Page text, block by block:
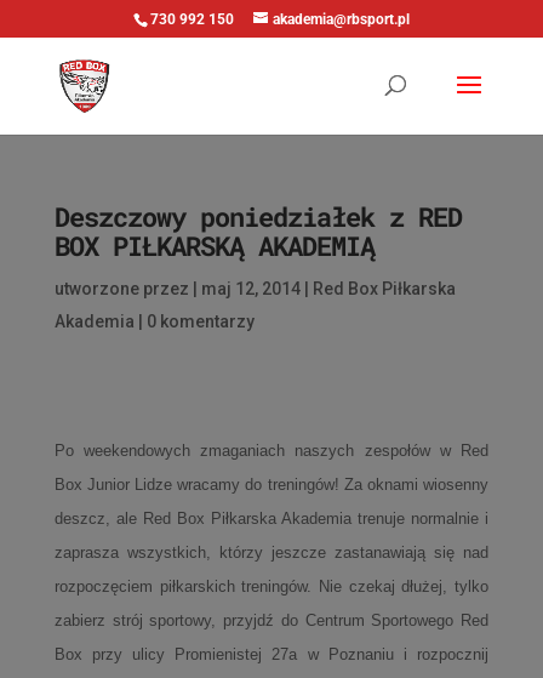
730 992 150 akademia@rbsport.pl
Deszczowy poniedziałek z RED
BOX PIŁKARSKĄ AKADEMIĄ
utworzone przez maj 12, 2014|
Red Box Piłkarska
Akademia
0 komentarzy
Po weekendowych zmaganiach naszych zespołów w Red
Box Junior Lidze wracamy do treningów! Za oknami wiosenny
deszcz, ale Red Box Piłkarska Akademia trenuje normalnie i
zaprasza wszystkich, którzy jeszcze zastanawiają się nad
rozpoczęciem piłkarskich treningów. Nie czekaj dłużej, tylko
zabierz strój sportowy, przyjdź do Centrum Sportowego Red
Box przy ulicy Promienistej 27a w Poznaniu i rozpocznij